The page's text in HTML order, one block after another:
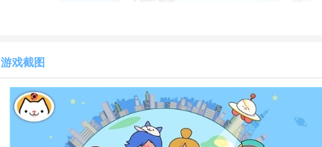
更新电竞城版本
1.游戏自带海量建筑设计模块等你体验，打开悬浮窗即可下载。建筑物的
游戏截图